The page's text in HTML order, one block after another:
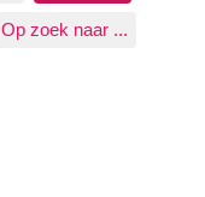
Op zoek naar ...